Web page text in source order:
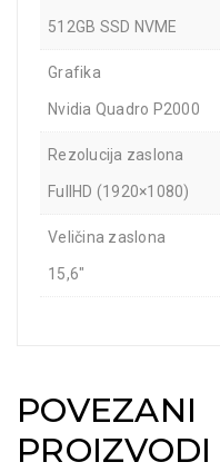
512GB SSD NVME
Grafika
Nvidia Quadro P2000
Rezolucija zaslona
FullHD (1920×1080)
Veličina zaslona
15,6"
POVEZANI
PROIZVODI